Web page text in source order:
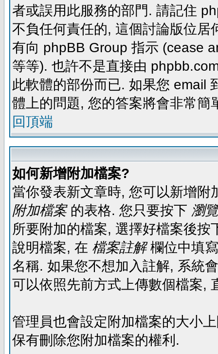
者或誤用此服務的部門. 請記住
不負任何責任的, 這個討論版位
有向 phpBB Group 指示 (cease
等等). 也許不是直接由
此軟體的部份而已. 如果您 email
體上的問題, 您的答案將會非常簡
回頂端
如何新增附加檔案?
當你發表新文章時, 您可以新增
附加檔案的表格. 您只要按下 瀏
所要附加的檔案, 選擇好檔案後
說明檔案, 在 檔案註解欄位中填
名稱. 如果您不想加入註解, 系統
可以依照先前方式上傳數個檔案,
管理員也會設定附加檔案的大小
保有刪除您附加檔案的權利.